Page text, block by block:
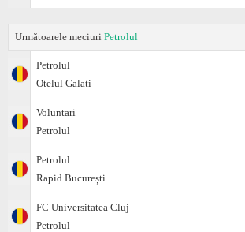
Următoarele meciuri Petrolul
Petrolul
Otelul Galati
Voluntari
Petrolul
Petrolul
Rapid București
FC Universitatea Cluj
Petrolul